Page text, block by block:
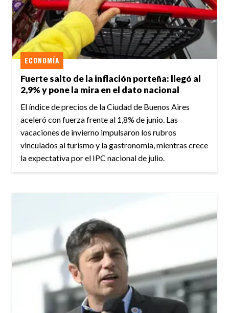
Fuerte salto de la inflación porteña: llegó al
2,9% y pone la mira en el dato nacional
ECONOMÍA
El índice de precios de la Ciudad de Buenos Aires
aceleró con fuerza frente al 1,8% de junio. Las
vacaciones de invierno impulsaron los rubros
vinculados al turismo y la gastronomía, mientras crece
la expectativa por el IPC nacional de julio.